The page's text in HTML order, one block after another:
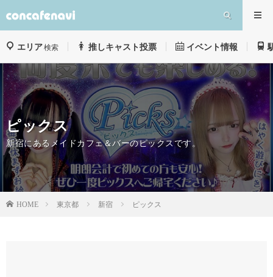
エリア検索 推しキャスト投票 イベント情報
ピックス
新宿にあるメイドカフェ＆バーのピックスです。
HOME 東京都 新宿 ピックス